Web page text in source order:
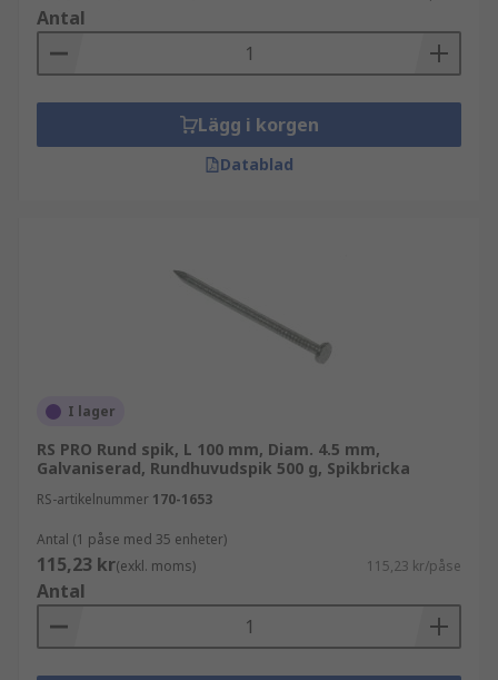
Antal
Lägg i korgen
Datablad
I lager
RS PRO Rund spik, L 100 mm, Diam. 4.5 mm,
Galvaniserad, Rundhuvudspik 500 g, Spikbricka
RS-artikelnummer 170-1653
Antal (1 påse med 35 enheter)
115,23 kr(exkl. moms) 115,23 kr/påse
Antal